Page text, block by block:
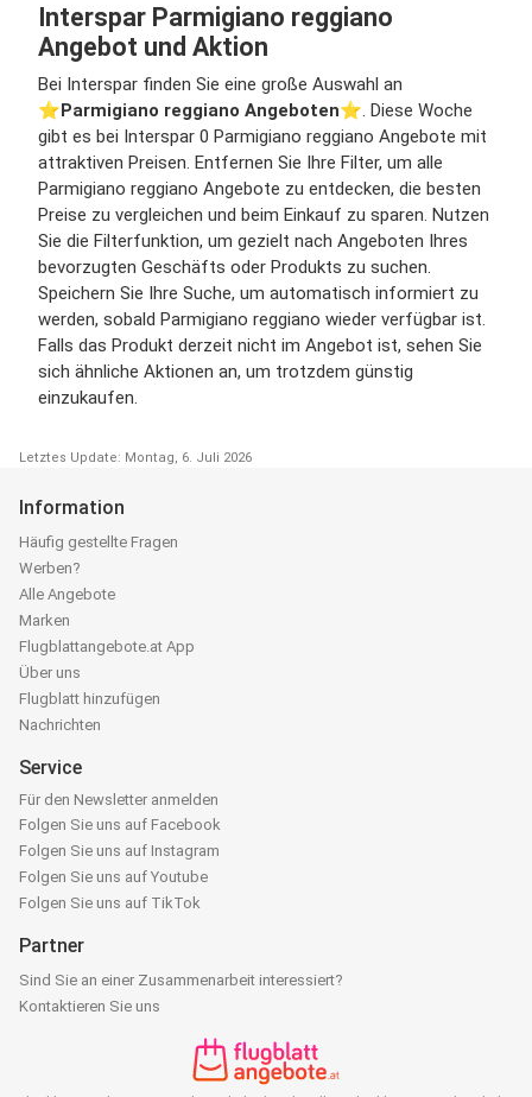
Interspar Parmigiano reggiano
Angebot und Aktion
Bei Interspar finden Sie eine große Auswahl an
⭐️Parmigiano reggiano Angeboten⭐️. Diese Woche
gibt es bei Interspar 0 Parmigiano reggiano Angebote mit
attraktiven Preisen. Entfernen Sie Ihre Filter, um alle
Parmigiano reggiano Angebote zu entdecken, die besten
Preise zu vergleichen und beim Einkauf zu sparen. Nutzen
Sie die Filterfunktion, um gezielt nach Angeboten Ihres
bevorzugten Geschäfts oder Produkts zu suchen.
Speichern Sie Ihre Suche, um automatisch informiert zu
werden, sobald Parmigiano reggiano wieder verfügbar ist.
Falls das Produkt derzeit nicht im Angebot ist, sehen Sie
sich ähnliche Aktionen an, um trotzdem günstig
einzukaufen.
Letztes Update: Montag, 6. Juli 2026
Information
Häufig gestellte Fragen
Werben?
Alle Angebote
Marken
Flugblattangebote.at App
Über uns
Flugblatt hinzufügen
Nachrichten
Service
Für den Newsletter anmelden
Folgen Sie uns auf Facebook
Folgen Sie uns auf Instagram
Folgen Sie uns auf Youtube
Folgen Sie uns auf TikTok
Partner
Sind Sie an einer Zusammenarbeit interessiert?
Kontaktieren Sie uns